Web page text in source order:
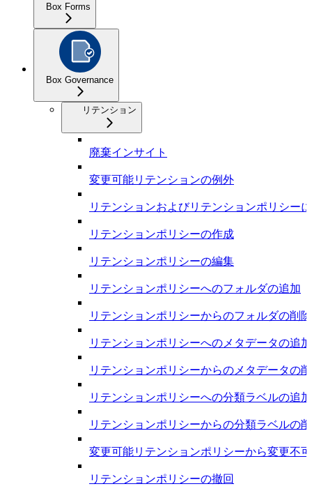
Box Forms
Box Governance
リテンション
廃棄インサイト
変更可能リテンションの例外
リテンションおよびリテンションポリシー
リテンションポリシーの作成
リテンションポリシーの編集
リテンションポリシーへのフォルダの追加
リテンションポリシーからのフォルダの削除
リテンションポリシーへのメタデータの追加
リテンションポリシーからのメタデータの
リテンションポリシーへの分類ラベルの追加
リテンションポリシーからの分類ラベルの
変更可能リテンションポリシーから変更不
リテンションポリシーの撤回